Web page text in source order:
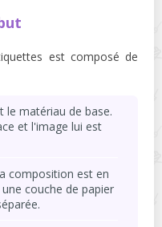
est composé de
le matériau de base.
et l'image lui est
composition est en
couche de papier